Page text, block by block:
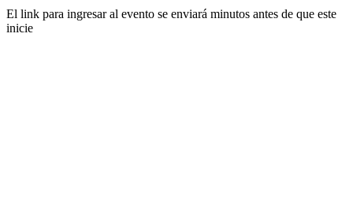
El link para ingresar al evento se enviará minutos antes de que este
inicie